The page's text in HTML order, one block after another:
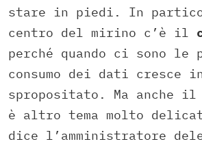
stare in piedi. In
centro del mirino c’è il
perché quando ci sono
consumo dei dati cresce in
spropositato. Ma anche il
è altro tema molto
dice l’amministratore